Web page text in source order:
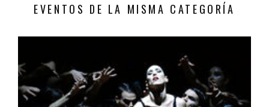
EVENTOS DE LA MISMA CATEGORÍA